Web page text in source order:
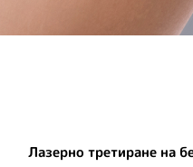
Лазерно третиране на